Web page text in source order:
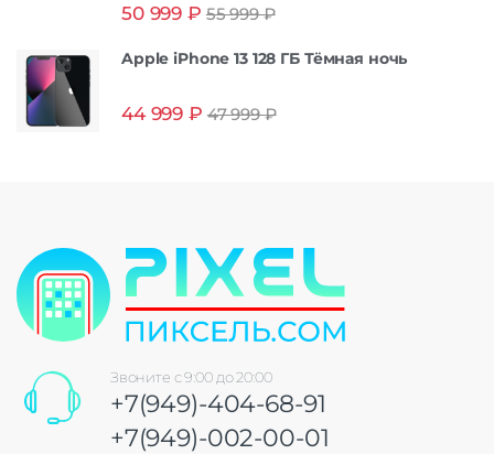
из 5
50 999 ₽ 55 999₽
Apple iPhone 13 128 ГБ Тёмная ночь
44 999 ₽ 47 999₽
Звоните с 9:00 до 20:00
+7(949)-404-68-91
+7(949)-002-00-01